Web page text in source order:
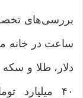
بررسی‌های
ساعت در خانه
دلار، طلا و
۴۰ میلیارد